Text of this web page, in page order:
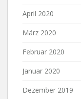
April 2020
März 2020
Februar 2020
Januar 2020
Dezember 2019